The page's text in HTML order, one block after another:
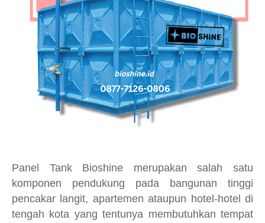
Panel Tank Bioshine merupakan salah satu
komponen pendukung pada bangunan tinggi
pencakar langit, apartemen ataupun hotel-hotel di
tengah kota yang tentunya membutuhkan tempat